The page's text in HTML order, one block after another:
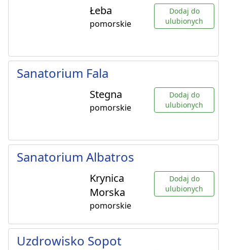
Łeba
pomorskie
Dodaj do
ulubionych
Sanatorium Fala
Stegna
pomorskie
Dodaj do
ulubionych
Sanatorium Albatros
Krynica
Morska
pomorskie
Dodaj do
ulubionych
Uzdrowisko Sopot